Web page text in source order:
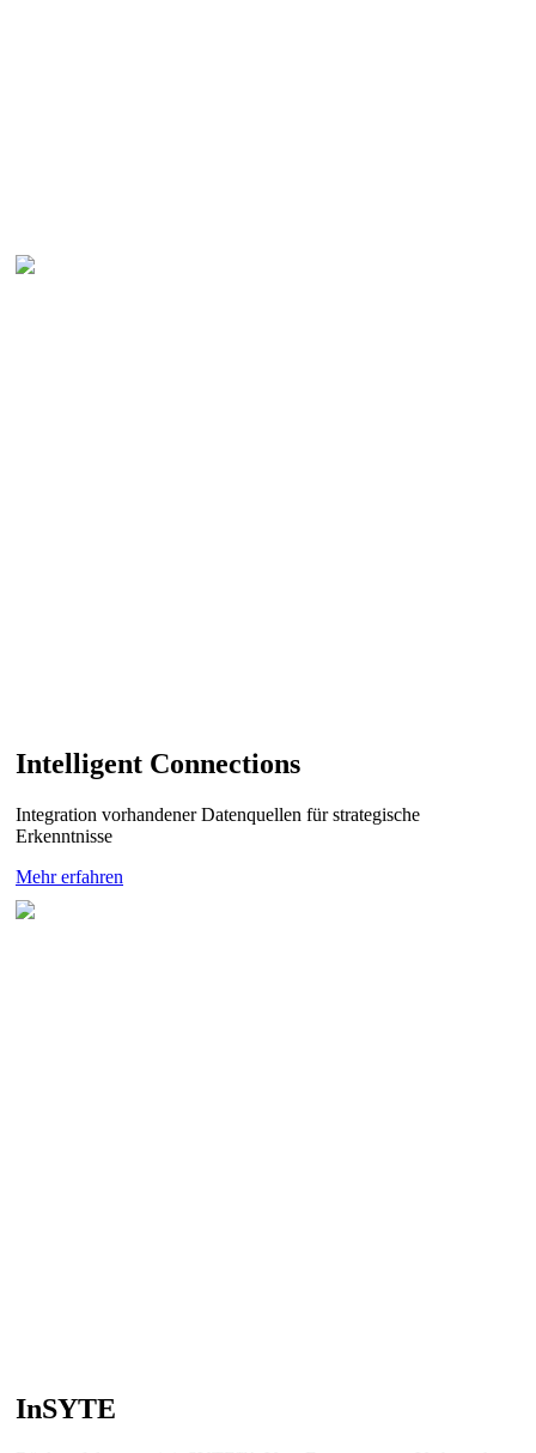
Intelligent Connections
Integration vorhandener Datenquellen für strategische
Erkenntnisse
Mehr erfahren
InSYTE